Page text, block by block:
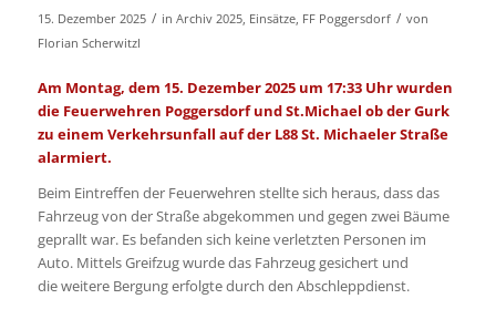
15. Dezember 2025 / in Archiv 2025, Einsätze, FF Poggersdorf / von
Florian Scherwitzl
Am Montag, dem 15. Dezember 2025 um 17:33 Uhr wurden
die Feuerwehren Poggersdorf und St.Michael ob der Gurk
zu einem Verkehrsunfall auf der L88 St. Michaeler Straße
alarmiert.
Beim Eintreffen der Feuerwehren stellte sich heraus, dass das
Fahrzeug von der Straße abgekommen und gegen zwei Bäume
geprallt war. Es befanden sich keine verletzten Personen im
Auto. Mittels Greifzug wurde das Fahrzeug gesichert und
die weitere Bergung erfolgte durch den Abschleppdienst.